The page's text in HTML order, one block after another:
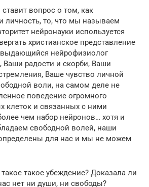
вопрос о том, как
личность, то, что мы называем
нейронауки используется
христианское представление
нейрофизиолог
Ваши радости и скорби, Ваши
Ваше чувство личной
воли, на самом деле не
поведение огромного
клеток и связанных с ними
чем набор нейронов… хотя и
свободной волей, наши
для нас и мы не можем
такое убеждение? Доказала ли
нет ни души, ни свободы?